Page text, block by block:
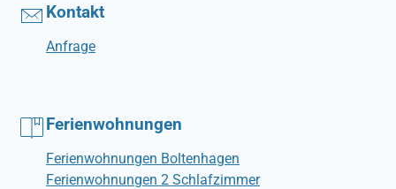
Kontakt
Anfrage
Ferienwohnungen
Ferienwohnungen Boltenhagen
Ferienwohnungen 2 Schlafzimmer